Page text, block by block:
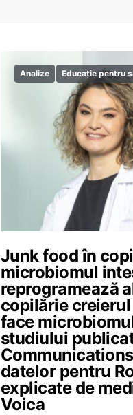
Analize Educație pentru
Junk food în
microbiomul
reprogramează
copilărie
face
studiului
datelor pentru
explicate de
Voica